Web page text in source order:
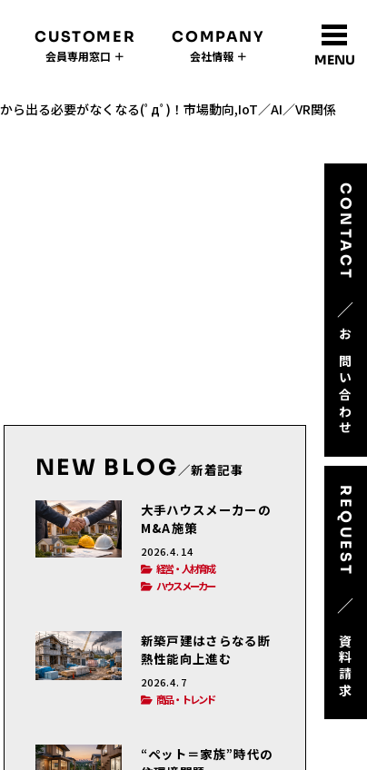
CUSTOMER
会員専用窓口 ＋
COMPANY
会社情報 ＋ MENU
CONTACT
／
お問い合わせ
REQUEST
／
資料請求
ら出る必要がなくなる(ﾟдﾟ)！市場動向,IoT／AI／VR関係
NEW BLOG ／新着記事
大手ハウスメーカーの
M&A施策
2026.4.14
経営・人材育成
ハウスメーカー
新築戸建はさらなる断
熱性能向上進む
2026.4.7
商品・トレンド
“ペット＝家族”時代の